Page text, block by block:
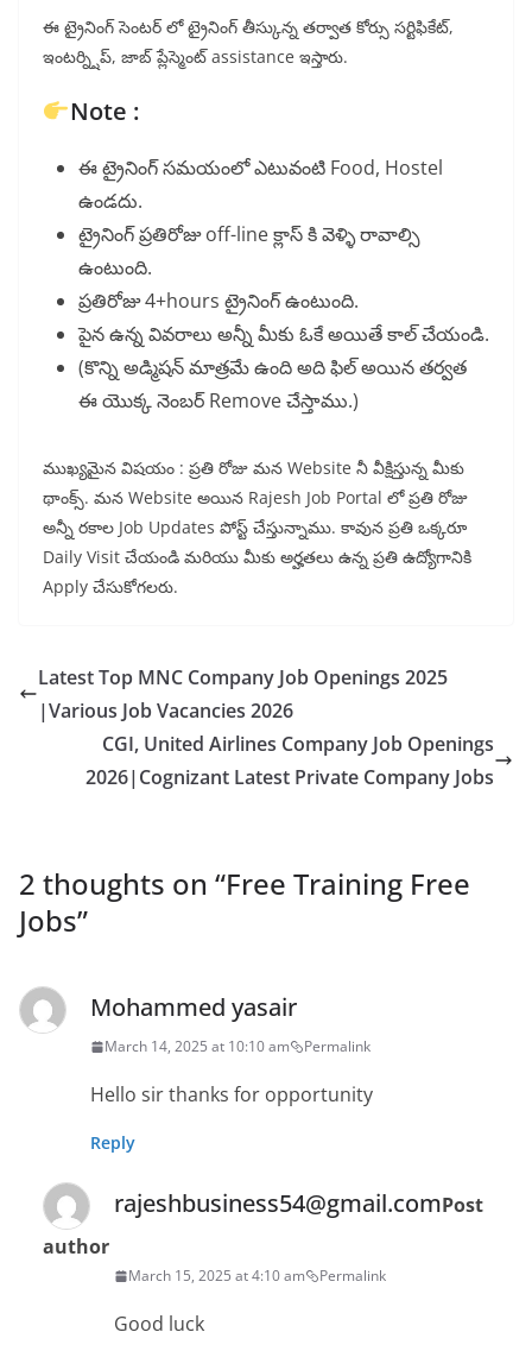
ఈ ట్రైనింగ్ సెంటర్ లో ట్రైనింగ్ తీస్కున్న తర్వాత కోర్సు సర్టిఫికేట్,
ఇంటర్న్షిప్, జాబ్ ప్లేస్మెంట్ assistance ఇస్తారు.
Note :
ఈ ట్రైనింగ్ సమయంలో ఎటువంటి Food, Hostel
ఉండదు.
ట్రైనింగ్ ప్రతిరోజు off-line క్లాస్ కి వెళ్ళి రావాల్సి
ఉంటుంది.
ప్రతిరోజు 4+hours ట్రైనింగ్ ఉంటుంది.
పైన ఉన్న వివరాలు అన్నీ మీకు ఓకే అయితే కాల్ చేయండి.
(కొన్ని అడ్మిషన్ మాత్రమే ఉంది అది ఫిల్ అయిన తర్వత
ఈ యొక్క నెంబర్ Remove చేస్తాము.)
ముఖ్యమైన విషయం : ప్రతి రోజు మన Website నీ వీక్షిస్తున్న మీకు
థాంక్స్. మన Website అయిన Rajesh Job Portal లో ప్రతి రోజు
అన్నీ రకాల Job Updates పోస్ట్ చేస్తున్నాము. కావున ప్రతి ఒక్కరూ
Daily Visit చేయండి మరియు మీకు అర్హతలు ఉన్న ప్రతి ఉద్యోగానికి
Apply చేసుకోగలరు.
Latest Top MNC Company Job Openings 2025
|Various Job Vacancies 2026
CGI, United Airlines Company Job Openings
2026|Cognizant Latest Private Company Jobs
2 thoughts on “Free Training Free
Jobs”
Mohammed yasair
March 14, 2025 at 10:10 am Permalink
Hello sir thanks for opportunity
Reply
rajeshbusiness54@gmail.comPost
author
March 15, 2025 at 4:10 am Permalink
Good luck